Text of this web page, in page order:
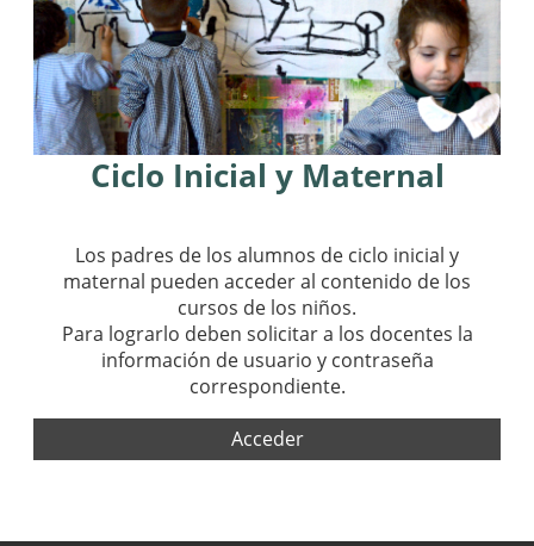
Ciclo Inicial y Maternal
Los padres de los alumnos de ciclo inicial y
maternal pueden acceder al contenido de los
cursos de los niños.
Para lograrlo deben solicitar a los docentes la
información de usuario y contraseña
correspondiente.
Acceder